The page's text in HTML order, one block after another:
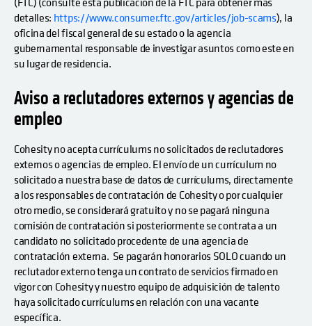
detalles: https://www.consumer.ftc.gov/articles/job-scams), la
oficina del fiscal general de su estado o la agencia
gubernamental responsable de investigar asuntos como este en
su lugar de residencia.
Aviso a reclutadores externos y agencias de
empleo
Cohesity no acepta currículums no solicitados de reclutadores
externos o agencias de empleo. El envío de un currículum no
solicitado a nuestra base de datos de currículums, directamente
a los responsables de contratación de Cohesity o por cualquier
otro medio, se considerará gratuito y no se pagará ninguna
comisión de contratación si posteriormente se contrata a un
candidato no solicitado procedente de una agencia de
contratación externa. Se pagarán honorarios SOLO cuando un
reclutador externo tenga un contrato de servicios firmado en
vigor con Cohesity y nuestro equipo de adquisición de talento
haya solicitado currículums en relación con una vacante
específica.